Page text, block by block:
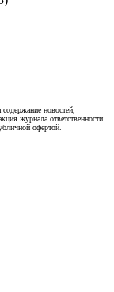
новостей,
журнала ответственности
офертой.